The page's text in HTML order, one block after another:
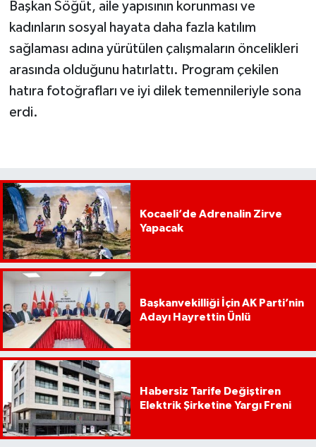
Başkan Söğüt, aile yapısının korunması ve
kadınların sosyal hayata daha fazla katılım
sağlaması adına yürütülen çalışmaların öncelikleri
arasında olduğunu hatırlattı. Program çekilen
hatıra fotoğrafları ve iyi dilek temennileriyle sona
erdi.
Kocaeli’de Adrenalin Zirve
Yapacak
Başkanvekilliği İçin AK Parti’nin
Adayı Hayrettin Ünlü
Habersiz Tarife Değiştiren
Elektrik Şirketine Yargı Freni